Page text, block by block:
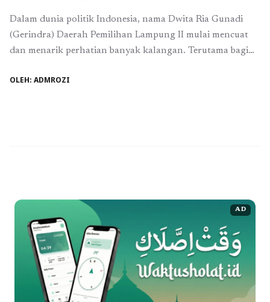
Dalam dunia politik Indonesia, nama Dwita Ria Gunadi
(Gerindra) Daerah Pemilihan Lampung II mulai mencuat
dan menarik perhatian banyak kalangan. Terutama bagi
politik menjadi harapan baru untuk perubahan yang lebih
OLEH: ADMROZI
AD